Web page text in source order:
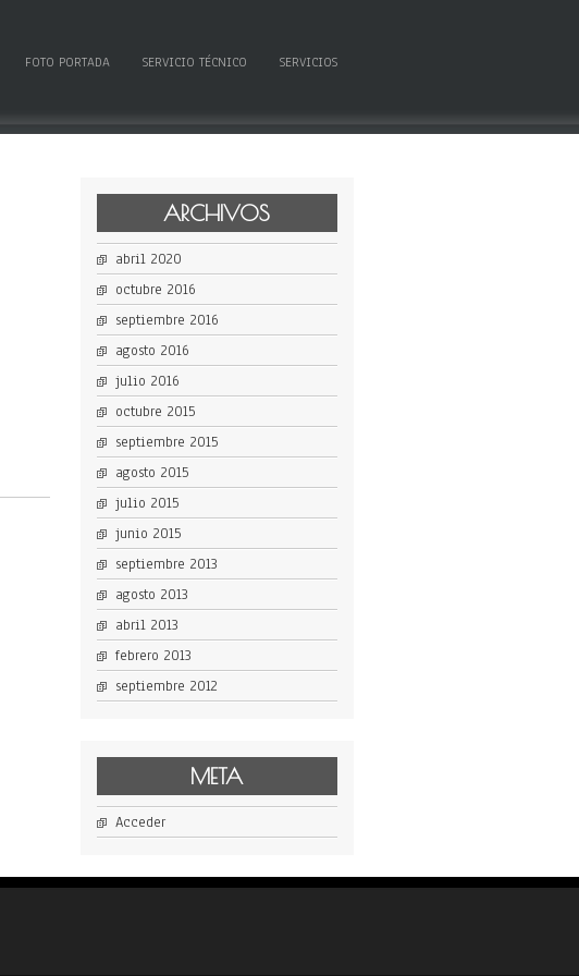
FOTO PORTADA SERVICIO TÉCNICO SERVICIOS
ARCHIVOS
abril 2020
octubre 2016
septiembre 2016
agosto 2016
julio 2016
octubre 2015
septiembre 2015
agosto 2015
julio 2015
junio 2015
septiembre 2013
agosto 2013
abril 2013
febrero 2013
septiembre 2012
META
Acceder